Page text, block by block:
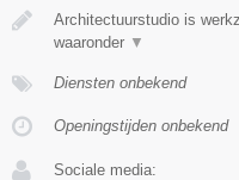
Architectuurstudio is
waaronder ▼
Diensten onbekend
Openingstijden onbekend
Sociale media: